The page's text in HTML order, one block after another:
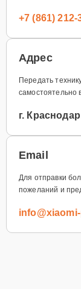
+7 (861) 212-
Адрес
Передать
самостоятельно
г.
Email
Для отправки
пожеланий и